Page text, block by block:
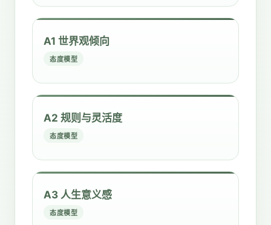
A1 世界观倾向
态度模型
A2 规则与灵活度
态度模型
A3 人生意义感
态度模型